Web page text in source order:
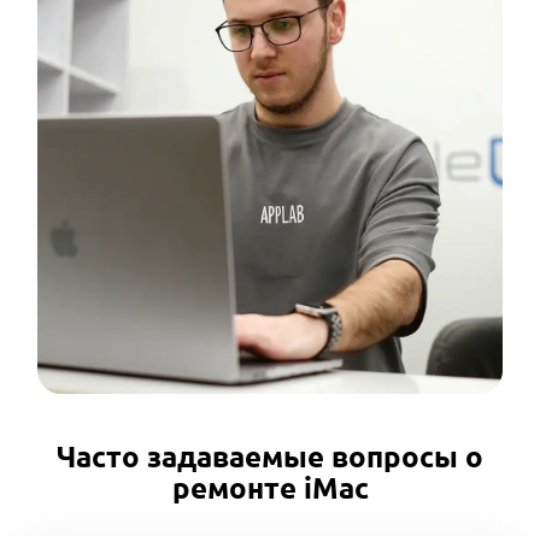
Часто задаваемые вопросы о
ремонте iMac